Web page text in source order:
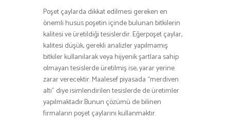
Poşet çaylarda dikkat edilmesi gereken en
önemli husus poşetin içinde bulunan bitkilerin
kalitesi ve üretildiği tesislerdir. Eğerpoşet çaylar,
kalitesi düşük, gerekli analizler yapılmamış
bitkiler kullanılarak veya hijyenik şartlara sahip
olmayan tesislerde üretilmiş ise, yarar yerine
zarar verecektir. Maalesef piyasada “merdiven
altı” diye isimlendirilen tesislerde de üretimler
yapılmaktadır.Bunun çözümü de bilinen
firmaların poşet çaylarını kullanmaktır.